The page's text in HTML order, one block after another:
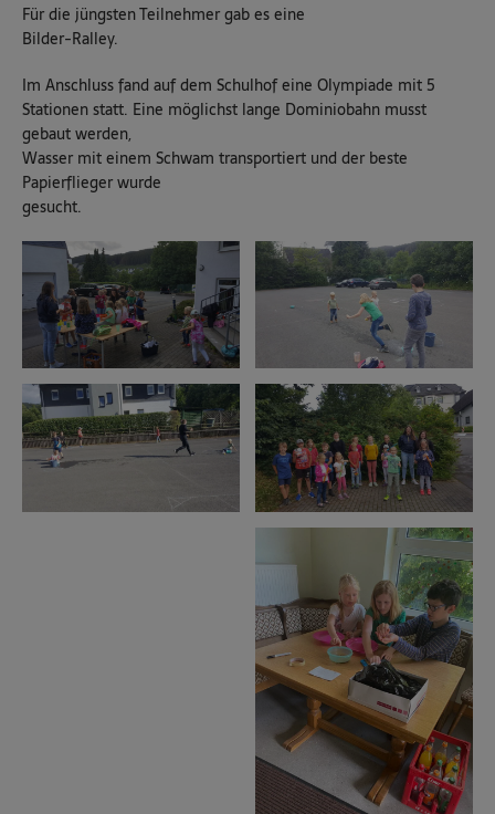
Für die jüngsten Teilnehmer gab es eine
Bilder-Ralley.
Im Anschluss fand auf dem Schulhof eine Olympiade mit 5
Stationen statt. Eine möglichst lange Dominiobahn musst
gebaut werden,
Wasser mit einem Schwam transportiert und der beste
Papierflieger wurde
gesucht.